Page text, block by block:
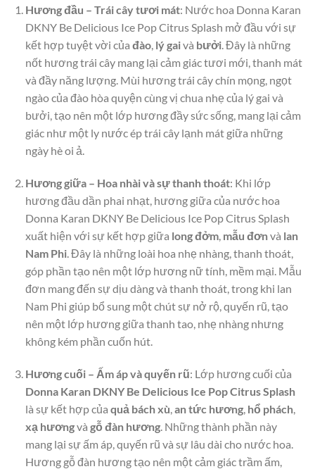
Hương đầu – Trái cây tươi mát: Nước hoa Donna Karan
DKNY Be Delicious Ice Pop Citrus Splash mở đầu với sự
kết hợp tuyệt vời của đào, lý gaivà bưởi. Đây là những
nốt hương trái cây mang lại cảm giác tươi mới, thanh mát
và đầy năng lượng. Mùi hương trái cây chín mọng, ngọt
ngào của đào hòa quyện cùng vị chua nhẹ của lý gai và
bưởi, tạo nên một lớp hương đầy sức sống, mang lại cảm
giác như một ly nước ép trái cây lạnh mát giữa những
ngày hè oi ả.
Hương giữa – Hoa nhài và sự thanh thoát: Khi lớp
hương đầu dần phai nhạt, hương giữa của nước hoa
Donna Karan DKNY Be Delicious Ice Pop Citrus Splash
xuất hiện với sự kết hợp giữa long đởm, mẫu đơnvà lan
Nam Phi. Đây là những loài hoa nhẹ nhàng, thanh thoát,
góp phần tạo nên một lớp hương nữ tính, mềm mại. Mẫu
đơn mang đến sự dịu dàng và thanh thoát, trong khi lan
Nam Phi giúp bổ sung một chút sự nở rộ, quyến rũ, tạo
nên một lớp hương giữa thanh tao, nhẹ nhàng nhưng
không kém phần cuốn hút.
Hương cuối – Ấm áp và quyến rũ: Lớp hương cuối của
Donna Karan DKNY Be Delicious Ice Pop Citrus Splash
là sự kết hợp của quả bách xù an tức hương, hổ phách,
xạ hươngvà gỗ đàn hương. Những thành phần này
mang lại sự ấm áp, quyến rũ và sự lâu dài cho nước hoa.
Hương gỗ đàn hương tạo nên một cảm giác trầm ấm,